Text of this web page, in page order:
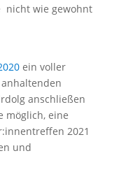
nicht wie gewohnt
ein voller
anschließen
möglich, eine
2021
und